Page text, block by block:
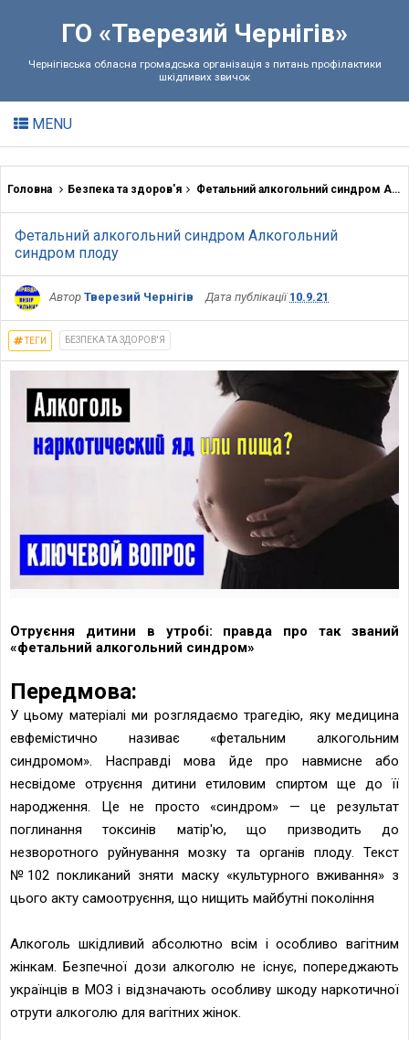
ГО «Тверезий Чернігів»
Чернігівська обласна громадська організація з питань профілактики
шкідливих звичок
MENU
Головна Безпека та здоров'я Фетальний алкогольний синдром Алкогольний синдром плоду
Фетальний алкогольний синдром Алкогольний
синдром плоду
Автор Тверезий Чернігів Дата публікації10.9.21
ТЕГИ БЕЗПЕКА ТА ЗДОРОВ'Я
Отруєння дитини в утробі: правда про так званий
«фетальний алкогольний синдром»
Передмова:
У цьому матеріалі ми розглядаємо трагедію, яку медицина
евфемістично називає «фетальним алкогольним
синдромом». Насправді мова йде про навмисне або
несвідоме отруєння дитини етиловим спиртом ще до її
народження. Це не просто «синдром» — це результат
поглинання токсинів матір'ю, що призводить до
незворотного руйнування мозку та органів плоду. Текст
№102 покликаний зняти маску «культурного вживання» з
цього акту самоотруєння, що нищить майбутні покоління
Алкоголь шкідливий абсолютно всім і особливо вагітним
жінкам. Безпечної дози алкоголю не існує, попереджають
українців в МОЗ і відзначають особливу шкоду наркотичної
отрути алкоголю для вагітних жінок.